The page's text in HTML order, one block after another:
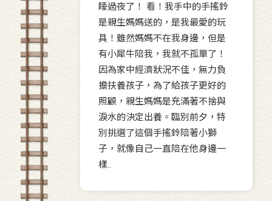
睡過夜了！ 看！我手中的手搖鈴
是親生媽媽送的，是我最愛的玩
具！雖然媽媽不在我身邊，但是
有小犀牛陪我，我就不孤單了！
因為家中經濟狀況不佳，無力負
擔扶養孩子，為了給孩子更好的
照顧，親生媽媽是充滿著不捨與
淚水的決定出養。臨別前夕，特
別挑選了這個手搖鈴陪著小獅
子，就像自己一直陪在他身邊一
樣..